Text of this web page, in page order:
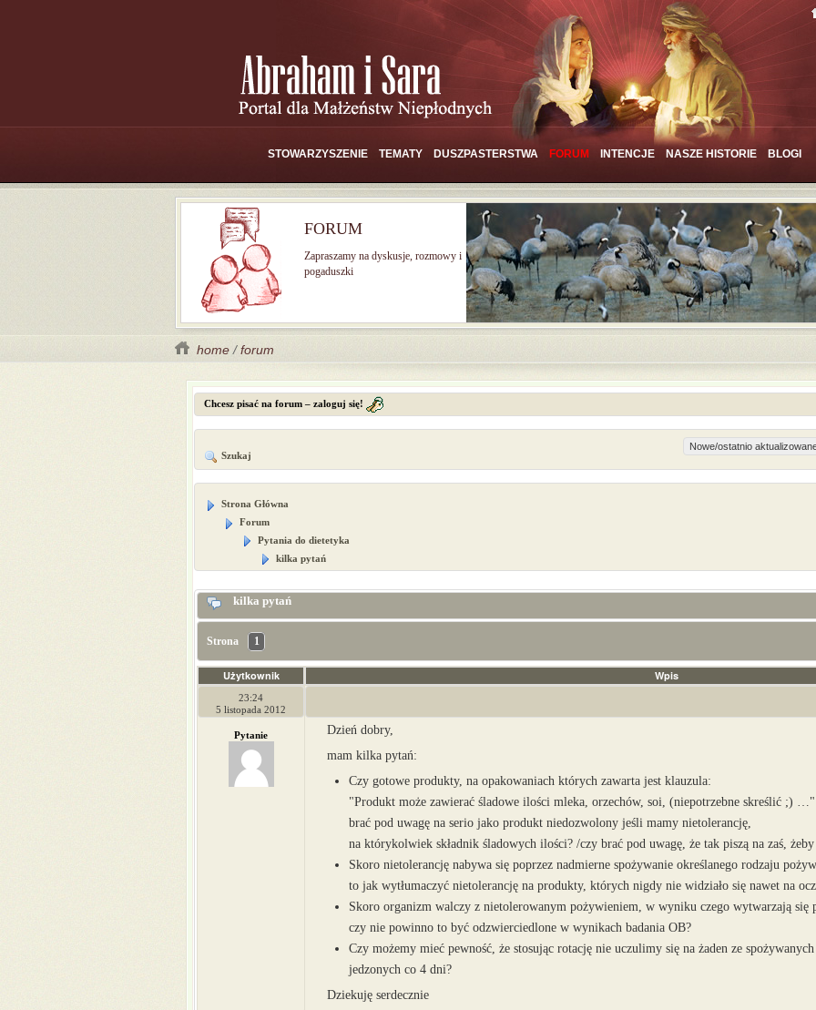
STOWARZYSZENIE TEMATY DUSZPASTERSTWA FORUM INTENCJE NASZE HISTORIE BLOGI
FORUM
Zapraszamy na dyskusje, rozmowy i
pogaduszki
home /forum
Chcesz pisać na forum – zaloguj się!
Szukaj
Strona Główna
Forum
Pytania do dietetyka
kilka pytań
kilka pytań
Strona 1
Użytkownik Wpis
23:24
5 listopada 2012
Pytanie
Dzień dobry,
mam kilka pytań:
Czy gotowe produkty, na opakowaniach których zawarta jest klauzula:
"Produkt może zawierać śladowe ilości mleka, orzechów, soi, (niepotrzebne skreślić ;) …"
brać pod uwagę na serio jako produkt niedozwolony jeśli mamy nietolerancję,
na którykolwiek składnik śladowych ilości? /czy brać pod uwagę, że tak piszą na zaś,
Skoro nietolerancję nabywa się poprzez nadmierne spożywanie określanego rodzaju
to jak wytłumaczyć nietolerancję na produkty, których nigdy nie widziało się nawet na
Skoro organizm walczy z nietolerowanym pożywieniem, w wyniku czego wytwarzają się
czy nie powinno to być odzwierciedlone w wynikach badania OB?
Czy możemy mieć pewność, że stosując rotację nie uczulimy się na żaden ze
jedzonych co 4 dni?
Dziekuję serdecznie